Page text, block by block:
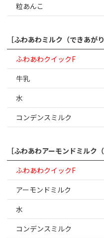
粒あんこ
［ふわあわミルク（できあが
ふわあわクイックF
牛乳
水
コンデンスミルク
［ふわあわアーモンドミルク
ふわあわクイックF
アーモンドミルク
水
コンデンスミルク